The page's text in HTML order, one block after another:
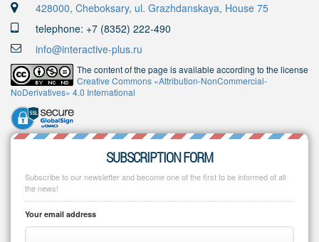
428000, Cheboksary, ul. Grazhdanskaya, House 75
telephone: +7 (8352) 222-490
info@interactive-plus.ru
The content of the page is available according to the license
Creative Commons «Attribution-NonCommercial-
NoDerivatives» 4.0 International
SUBSCRIPTION FORM
Subscribe to our newsletter and become one of the first to be informed of all
the news!
Your email address